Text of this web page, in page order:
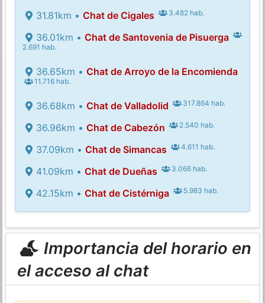
31.81km • Chat de Cigales 3.482 hab.
36.01km • Chat de Santovenia de Pisuerga
2.691 hab.
36.65km • Chat de Arroyo de la Encomienda
11.716 hab.
36.68km • Chat de Valladolid 317.864 hab.
36.96km • Chat de Cabezón 2.540 hab.
37.09km • Chat de Simancas 4.611 hab.
41.09km • Chat de Dueñas 3.066 hab.
42.15km • Chat de Cistérniga 5.983 hab.
Importancia del horario en
el acceso al chat